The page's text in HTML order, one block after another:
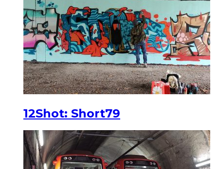
12Shot: Short79